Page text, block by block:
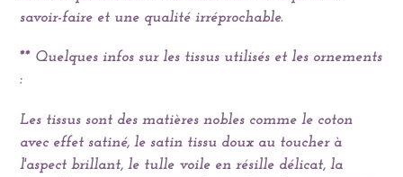
t
i
n
:
savoir-faire et une qualité irréprochable.
** Quelques infos sur les tissus utilisés et les ornements
:
Les tissus sont des matières nobles comme le coton
avec effet satiné, le satin tissu doux au toucher à
l'aspect brillant, le tulle voile en résille délicat, la